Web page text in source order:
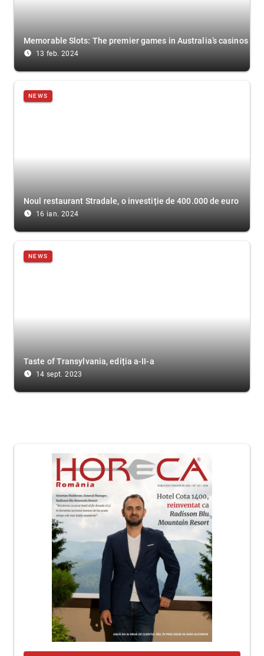
Memorable Slots: The premier games in Australia’s casinos
access_time_filled 13 feb. 2024
NEWS
Noul restaurant Stradale, o investiție de 400.000 de euro
access_time_filled 16 ian. 2024
NEWS
Taste of Transylvania, ediția a-II-a
access_time_filled 14 sept. 2023